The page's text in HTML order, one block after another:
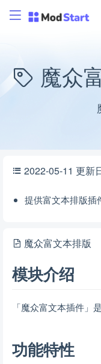
魔众
2022-05-11 更新
提供富文本排版插
魔众富文本排版
模块介绍
「魔众富文本插件」
功能特性